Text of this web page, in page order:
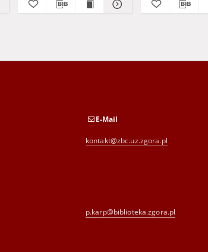
E-Mail
kontakt@zbc.uz.zgora.pl
p.karp@biblioteka.zgora.pl